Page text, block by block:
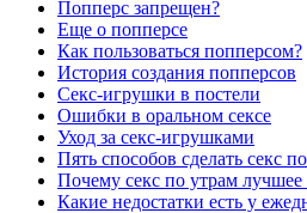
Попперс запрещен?
Еще о попперсе
Как пользоваться попперсом?
История создания попперсов
Секс-игрушки в постели
Ошибки в оральном сексе
Уход за секс-игрушками
Пять способов сделать секс
Почему секс по утрам
Какие недостатки есть у